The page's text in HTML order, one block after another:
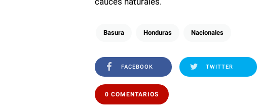
Basura Honduras Nacionales
FACEBOOK TWITTER
0 COMENTARIOS